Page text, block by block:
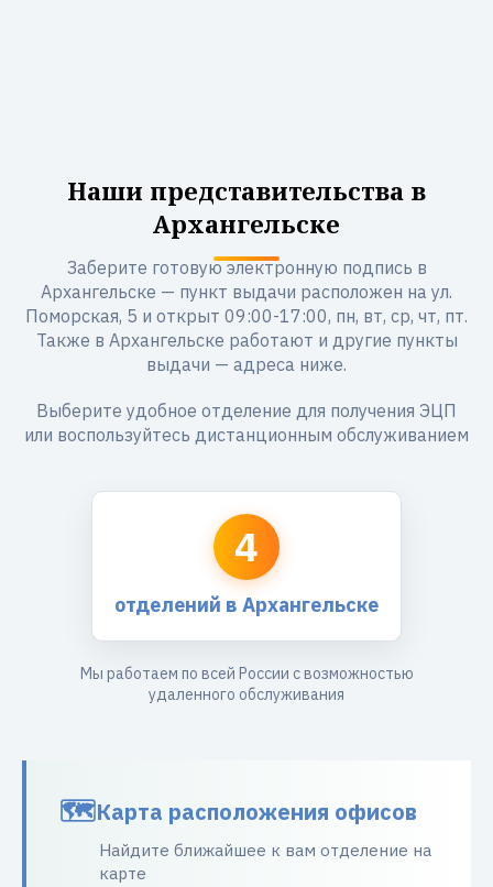
Наши представительства в
Архангельске
Заберите готовую электронную подпись в
Архангельске — пункт выдачи расположен на ул.
Поморская, 5 и открыт 09:00-17:00, пн, вт, ср, чт, пт.
Также в Архангельске работают и другие пункты
выдачи — адреса ниже.
Выберите удобное отделение для получения ЭЦП
или воспользуйтесь дистанционным обслуживанием
4
отделений в Архангельске
Мы работаем по всей России с возможностью
удаленного обслуживания
Карта расположения офисов
Найдите ближайшее к вам отделение на
карте